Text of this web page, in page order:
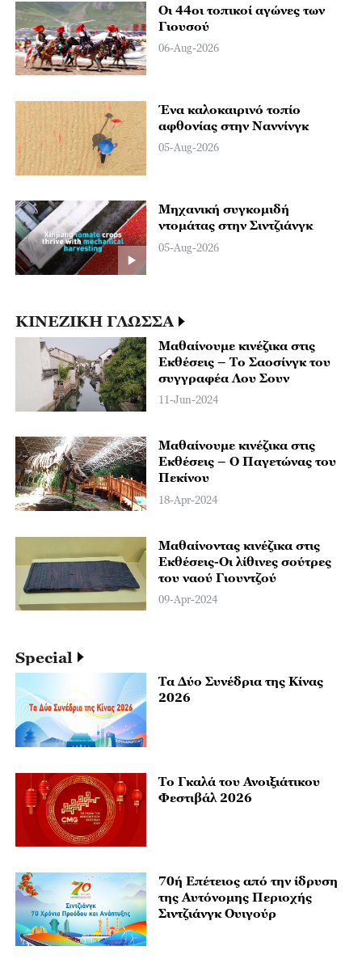
Οι 44οι τοπικοί αγώνες των
Γιουσού
06-Aug-2026
Ένα καλοκαιρινό τοπίο
αφθονίας στην Ναννίνγκ
05-Aug-2026
Μηχανική συγκομιδή
ντομάτας στην Σιντζιάνγκ
05-Aug-2026
ΚΙΝΕΖΙΚΗ ΓΛΩΣΣΑ
Μαθαίνουμε κινέζικα στις
Εκθέσεις – Το Σαοσίνγκ του
συγγραφέα Λου Σουν
11-Jun-2024
Μαθαίνουμε κινέζικα στις
Εκθέσεις – O Παγετώνας του
Πεκίνου
18-Apr-2024
Μαθαίνοντας κινέζικα στις
Εκθέσεις-Οι λίθινες σούτρες
του ναού Γιουντζού
09-Apr-2024
Special
Τα Δύο Συνέδρια της Κίνας
2026
Το Γκαλά του Ανοιξιάτικου
Φεστιβάλ 2026
70ή Επέτειος από την ίδρυση
της Αυτόνομης Περιοχής
Σιντζιάνγκ Ουιγούρ